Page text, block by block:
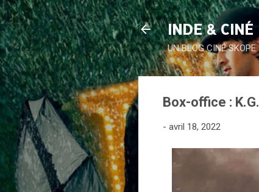
INDE & CINÉ
UN BLOG CINÉ SKOPE
Box-office :
- avril 18, 2022